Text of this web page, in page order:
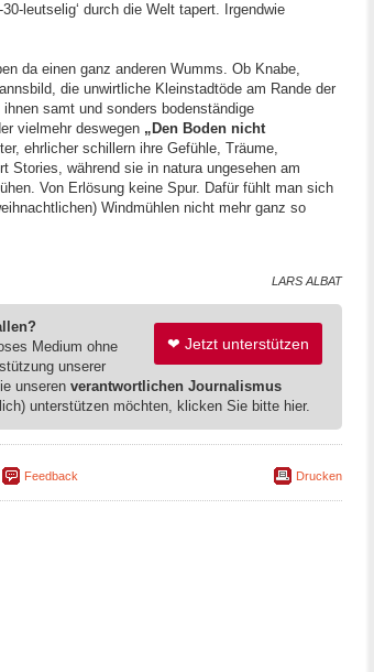
leutselig‘ durch die Welt tapert. Irgendwie
da einen ganz anderen Wumms. Ob Knabe,
die unwirtliche Kleinstadtöde am Rande der
samt und sonders bodenständige
vielmehr deswegen „Den Boden nicht
ehrlicher schillern ihre Gefühle, Träume,
Stories, während sie in natura ungesehen am
Von Erlösung keine Spur. Dafür fühlt man sich
Windmühlen nicht mehr ganz so
LARS ALBAT
❤ Jetzt unterstützen
Medium ohne
unserer
unseren verantwortlichen Journalismus
unterstützen möchten, klicken Sie bitte hier.
Feedback Drucken